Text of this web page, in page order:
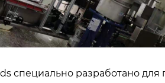
специально разработано для